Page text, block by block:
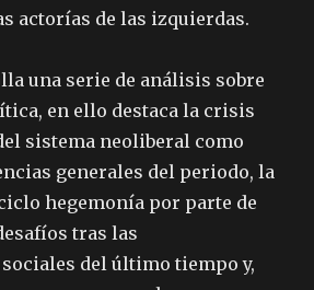
actorías de las izquierdas.
una serie de análisis sobre
en ello destaca la crisis
sistema neoliberal como
generales del periodo, la
hegemonía por parte de
tras las
del último tiempo y,